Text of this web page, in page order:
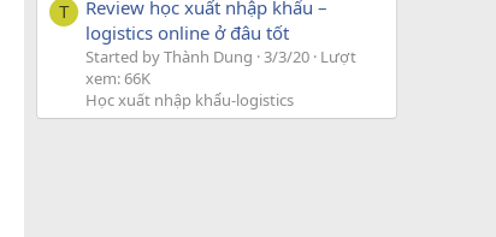
T
Review học xuất nhập khẩu –
logistics online ở đâu tốt
Started by Thành Dung 3/3/20 Lượt
xem: 66K
Học xuất nhập khẩu-logistics